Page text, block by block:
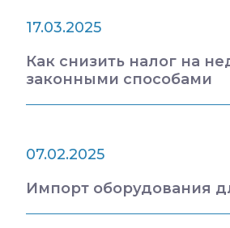
17.03.2025
Как снизить налог на
законными способами
07.02.2025
Импорт оборудования